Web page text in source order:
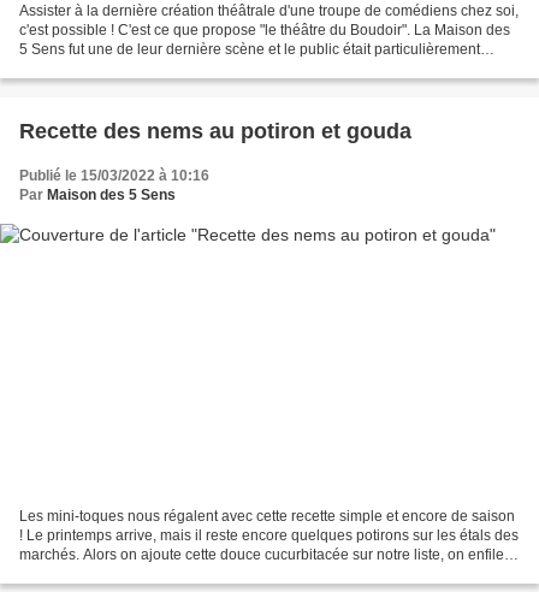
Assister à la dernière création théâtrale d'une troupe de comédiens chez soi,
c'est possible ! C'est ce que propose "le théâtre du Boudoir". La Maison des
5 Sens fut une de leur dernière scène et le public était particulièrement
Recette des nems au potiron et gouda
Publié le 15/03/2022 à 10:16
Par Maison des 5 Sens
Les mini-toques nous régalent avec cette recette simple et encore de saison
! Le printemps arrive, mais il reste encore quelques potirons sur les étals des
marchés. Alors on ajoute cette douce cucurbitacée sur notre liste, on enfile